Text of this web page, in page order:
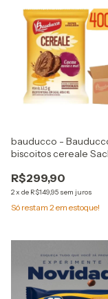
bauducco -
biscoitos cereale
R$299,90
2x de R$149,95 sem juros
Só restam 2em estoque!